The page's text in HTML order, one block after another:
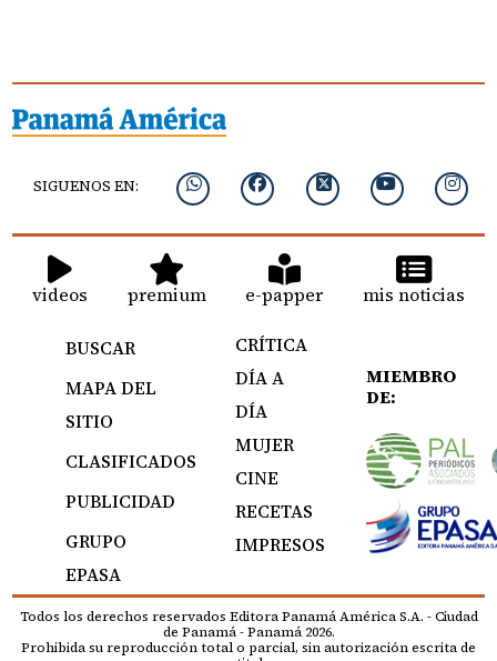
SIGUENOS EN:
videos premium e-papper mis noticias
BUSCAR
MAPA DEL
SITIO
CLASIFICADOS
PUBLICIDAD
GRUPO
EPASA
CRÍTICA
DÍA A
DÍA
MUJER
CINE
RECETAS
IMPRESOS
MIEMBRO
DE:
Todos los derechos reservados Editora Panamá América S.A. - Ciudad
de Panamá - Panamá 2026.
Prohibida su reproducción total o parcial, sin autorización escrita de